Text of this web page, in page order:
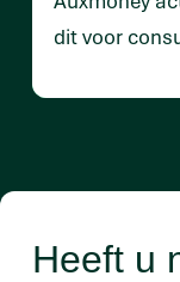
dit voor
Heeft u